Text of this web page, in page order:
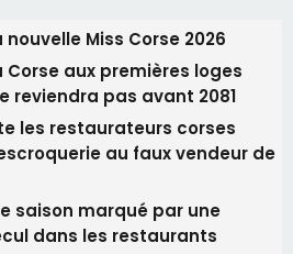
de la disparition du
de Saint Exupery
Miss Corse 2026